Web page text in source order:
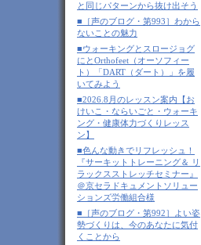
と同じパターンから抜け出そう
■［声のブログ・第993］わから
ないことの魅力
■ウォーキングとスロージョグ
にとOrthofeet（オーソフィー
ト）「DART（ダート）」を履
いてみよう
■2026.8月のレッスン案内【お
けいこ・ならいごと・ウォーキ
ング・健康体力づくりレッス
ン】
■色んな動きでリフレッシュ！
『サーキットトレーニング＆ リ
ラックスストレッチセミナー』
＠京セラドキュメントソリュー
ションズ労働組合様
■［声のブログ・第992］よい姿
勢づくりは、今のあなたに気付
くことから